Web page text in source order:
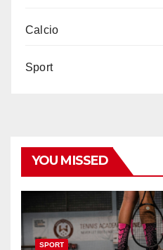
Calcio
Sport
YOU MISSED
SPORT